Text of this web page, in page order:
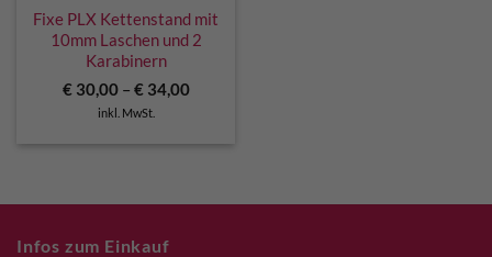
Fixe PLX Kettenstand mit
10mm Laschen und 2
Karabinern
€30,00– €34,00
inkl. MwSt.
Infos zum Einkauf